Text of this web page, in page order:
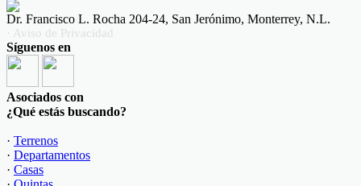
Dr. Francisco L. Rocha 204-24, San Jerónimo, Monterrey, N.L.
· Aviso de Privacidad
Síguenos en
Asociados con
¿Qué estás buscando?
· Terrenos
· Departamentos
· Casas